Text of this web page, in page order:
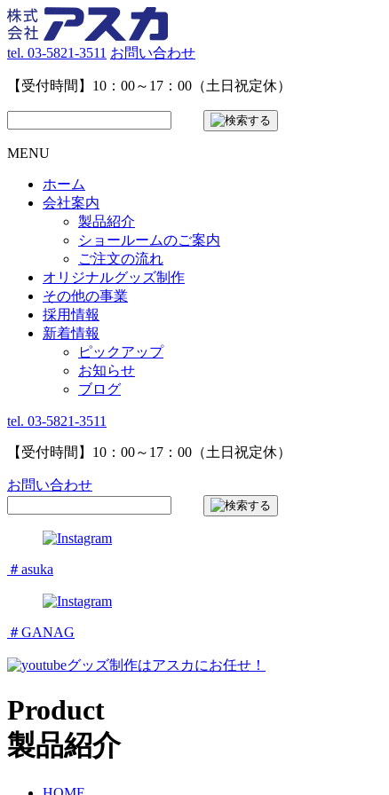
tel. 03-5821-3511 お問い合わせ
【受付時間】10：00～17：00（土日祝定休）
MENU
ホーム
会社案内
製品紹介
ショールームのご案内
ご注文の流れ
オリジナルグッズ制作
その他の事業
採用情報
新着情報
ピックアップ
お知らせ
ブログ
tel. 03-5821-3511
【受付時間】10：00～17：00（土日祝定休）
お問い合わせ
＃asuka
＃GANAG
グッズ制作はアスカにお任せ！
Product
製品紹介